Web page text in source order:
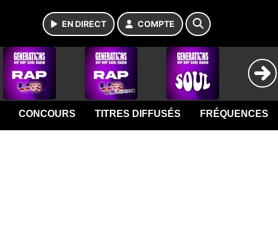
EN DIRECT COMPTE
CONCOURS TITRES DIFFUSÉS FRÉQUENCES